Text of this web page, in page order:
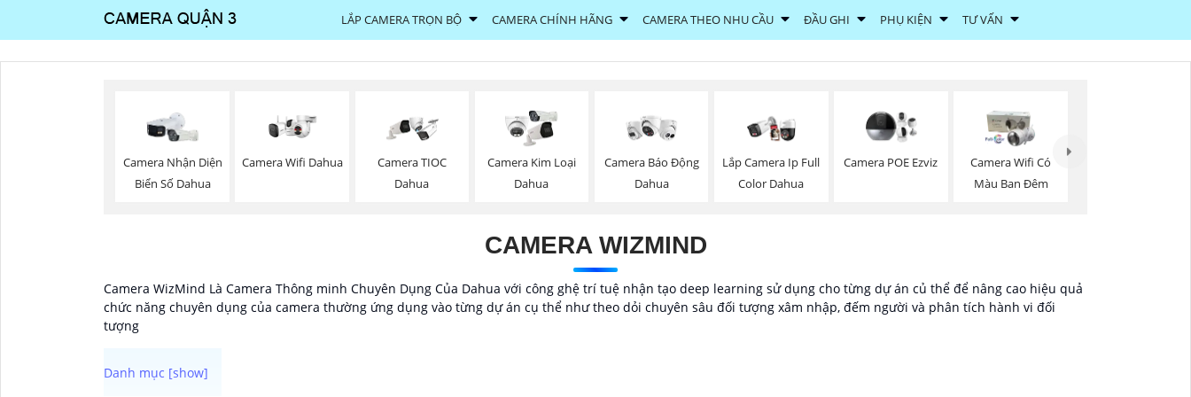
LẮP CAMERA TRỌN BỘ CAMERA CHÍNH HÃNG CAMERA THEO NHU CẦU ĐẦU GHI PHỤ KIỆN TƯ VẤN
Camera Nhận Diện
Biển Số Dahua
Camera Wifi Dahua
Camera TIOC
Dahua
Camera Kim Loại
Dahua
Camera Báo Động
Dahua
Lắp Camera Ip Full
Color Dahua
Camera POE Ezviz
Camera Wifi Có
Màu Ban Đêm
CAMERA WIZMIND
Camera WizMind Là Camera Thông minh Chuyên Dụng Của Dahua với công ghệ trí tuệ nhận tạo deep learning sử dụng cho từng dự án củ thể để nâng cao hiệu quả
chức năng chuyên dụng của camera thường ứng dụng vào từng dự án cụ thể như theo dỏi chuyên sâu đối tượng xâm nhập, đếm người và phân tích hành vi đối
tượng